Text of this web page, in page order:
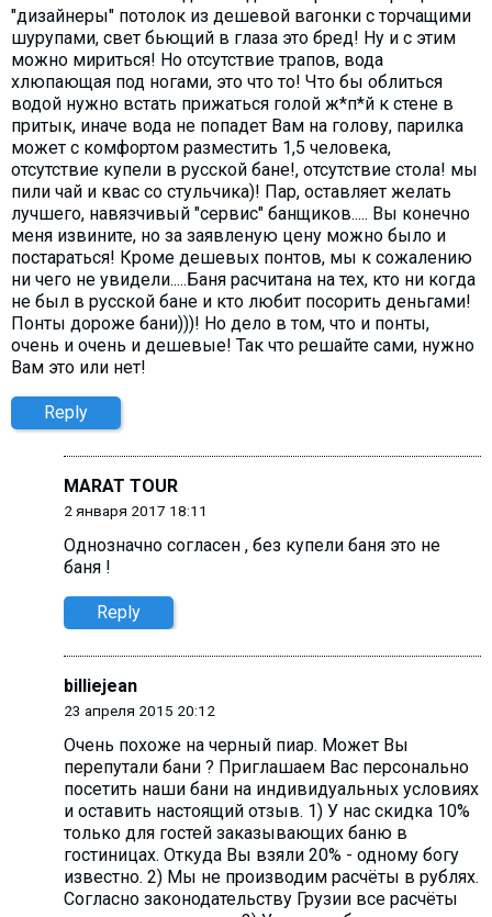
"дизайнеры" потолок из дешевой вагонки с торчащими
шурупами, свет бьющий в глаза это бред! Ну и с этим
можно мириться! Но отсутствие трапов, вода
хлюпающая под ногами, это что то! Что бы облиться
водой нужно встать прижаться голой ж*п*й к стене в
притык, иначе вода не попадет Вам на голову, парилка
может с комфортом разместить 1,5 человека,
отсутствие купели в русской бане!, отсутствие стола! мы
пили чай и квас со стульчика)! Пар, оставляет желать
лучшего, навязчивый "сервис" банщиков..... Вы конечно
меня извините, но за заявленую цену можно было и
постараться! Кроме дешевых понтов, мы к сожалению
ни чего не увидели.....Баня расчитана на тех, кто ни когда
не был в русской бане и кто любит посорить деньгами!
Понты дороже бани)))! Но дело в том, что и понты,
очень и очень и дешевые! Так что решайте сами, нужно
Вам это или нет!
Reply
MARAT TOUR
2 января 2017 18:11
Однозначно согласен , без купели баня это не
баня !
Reply
billiejean
23 апреля 2015 20:12
Очень похоже на черный пиар. Может Вы
перепутали бани ? Приглашаем Вас персонально
посетить наши бани на индивидуальных условиях
и оставить настоящий отзыв. 1) У нас скидка 10%
только для гостей заказывающих баню в
гостиницах. Откуда Вы взяли 20% - одному богу
известно. 2) Мы не производим расчёты в рублях.
Согласно законодательству Грузии все расчёты